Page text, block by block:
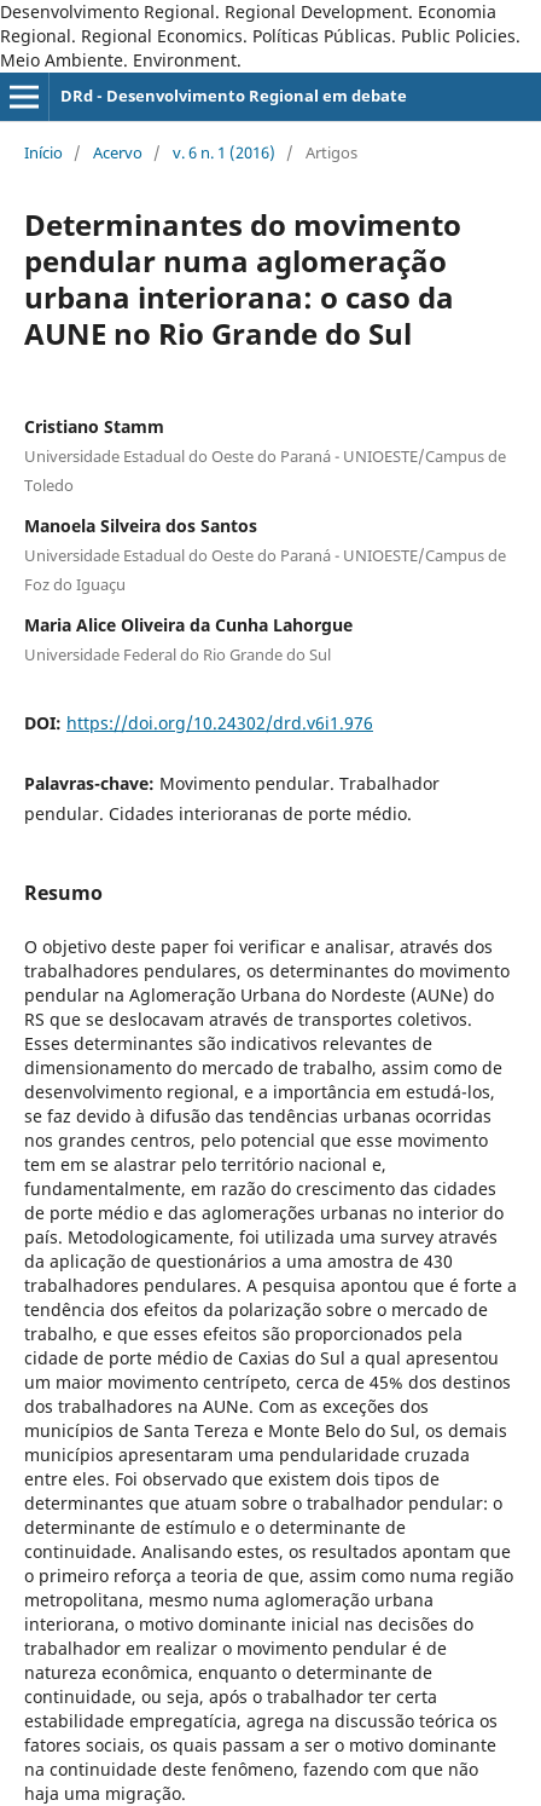
Desenvolvimento Regional. Regional Development. Economia
Regional. Regional Economics. Políticas Públicas. Public Policies.
Meio Ambiente. Environment.
DRd - Desenvolvimento Regional em debate
Início / Acervo / v. 6 n. 1 (2016) / Artigos
Determinantes do movimento
pendular numa aglomeração
urbana interiorana: o caso da
AUNE no Rio Grande do Sul
Cristiano Stamm
Universidade Estadual do Oeste do Paraná - UNIOESTE/Campus de
Toledo
Manoela Silveira dos Santos
Universidade Estadual do Oeste do Paraná - UNIOESTE/Campus de
Foz do Iguaçu
Maria Alice Oliveira da Cunha Lahorgue
Universidade Federal do Rio Grande do Sul
DOI: https://doi.org/10.24302/drd.v6i1.976
Palavras-chave: Movimento pendular. Trabalhador
pendular. Cidades interioranas de porte médio.
Resumo
O objetivo deste paper foi verificar e analisar, através dos
trabalhadores pendulares, os determinantes do movimento
pendular na Aglomeração Urbana do Nordeste (AUNe) do
RS que se deslocavam através de transportes coletivos.
Esses determinantes são indicativos relevantes de
dimensionamento do mercado de trabalho, assim como de
desenvolvimento regional, e a importância em estudá-los,
se faz devido à difusão das tendências urbanas ocorridas
nos grandes centros, pelo potencial que esse movimento
tem em se alastrar pelo território nacional e,
fundamentalmente, em razão do crescimento das cidades
de porte médio e das aglomerações urbanas no interior do
país. Metodologicamente, foi utilizada uma survey através
da aplicação de questionários a uma amostra de 430
trabalhadores pendulares. A pesquisa apontou que é forte a
tendência dos efeitos da polarização sobre o mercado de
trabalho, e que esses efeitos são proporcionados pela
cidade de porte médio de Caxias do Sul a qual apresentou
um maior movimento centrípeto, cerca de 45% dos destinos
dos trabalhadores na AUNe. Com as exceções dos
municípios de Santa Tereza e Monte Belo do Sul, os demais
municípios apresentaram uma pendularidade cruzada
entre eles. Foi observado que existem dois tipos de
determinantes que atuam sobre o trabalhador pendular: o
determinante de estímulo e o determinante de
continuidade. Analisando estes, os resultados apontam que
o primeiro reforça a teoria de que, assim como numa região
metropolitana, mesmo numa aglomeração urbana
interiorana, o motivo dominante inicial nas decisões do
trabalhador em realizar o movimento pendular é de
natureza econômica, enquanto o determinante de
continuidade, ou seja, após o trabalhador ter certa
estabilidade empregatícia, agrega na discussão teórica os
fatores sociais, os quais passam a ser o motivo dominante
na continuidade deste fenômeno, fazendo com que não
haja uma migração.